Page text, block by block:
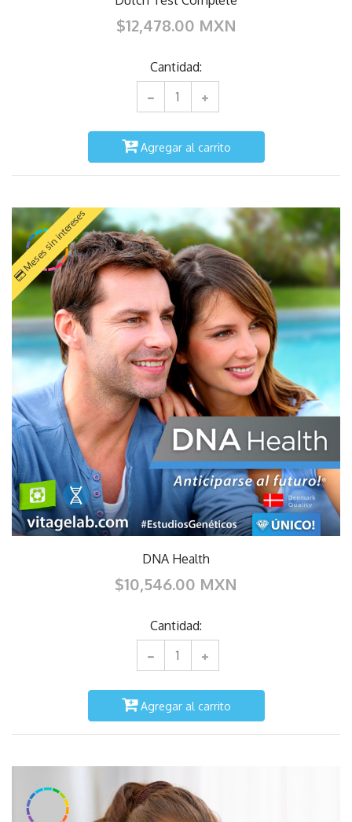
$12,478.00 MXN
Cantidad:
Agregar al carrito
Meses sin intereses
DNA Health
$10,546.00 MXN
Cantidad:
Agregar al carrito